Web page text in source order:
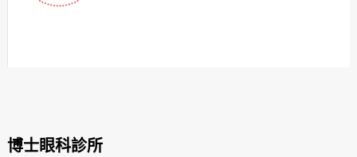
博士眼科診所